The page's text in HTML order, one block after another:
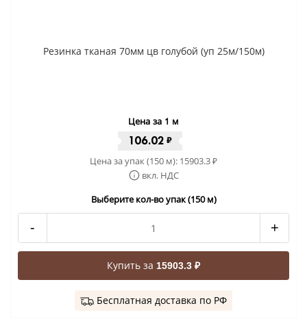
Резинка тканая 70мм цв голубой (уп 25м/150м)
Цена за 1 м
106.02 ₽
Цена за упак (150 м): 15903.3₽
вкл. НДС
Выберите кол-во упак (150 м)
- +
Купить за 15903.3 ₽
Бесплатная доставка по РФ